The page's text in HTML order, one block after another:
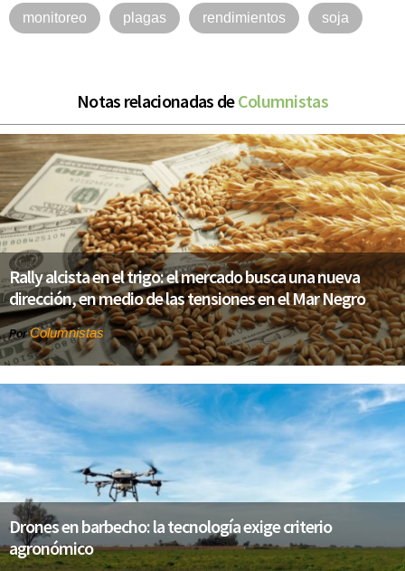
monitoreo plagas rendimientos soja
Notas relacionadas deColumnistas
Rally alcista en el trigo: el mercado busca una nueva
dirección, en medio de las tensiones en el Mar Negro
PorColumnistas
Drones en barbecho: la tecnología exige criterio
agronómico